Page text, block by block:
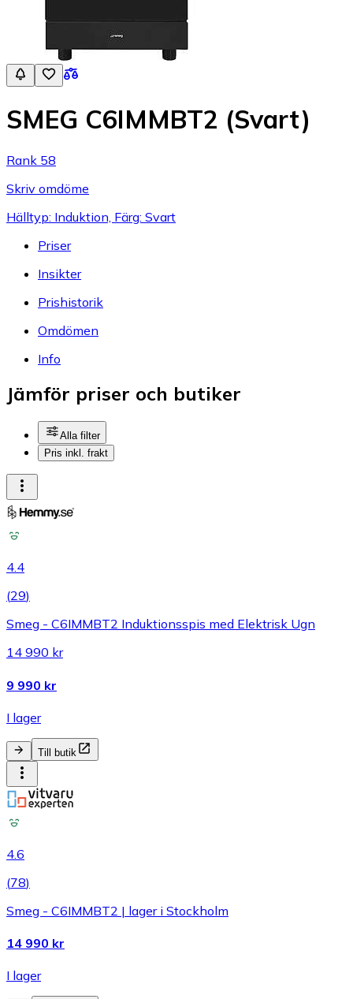
SMEG C6IMMBT2 (Svart)
Rank 58
Skriv omdöme
Hälltyp: Induktion, Färg: Svart
Priser
Insikter
Prishistorik
Omdömen
Info
Jämför priser och butiker
Alla filter
Pris inkl. frakt
4.4
(29)
Smeg - C6IMMBT2 Induktionsspis med Elektrisk Ugn
14 990 kr
9 990 kr
I lager
Till butik
4.6
(78)
Smeg - C6IMMBT2 | lager i Stockholm
14 990 kr
I lager